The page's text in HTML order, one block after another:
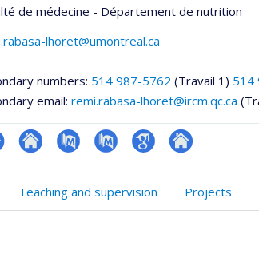
de médecine - Département de nutrition
lhoret@umontreal.ca
numbers: 514 987-5762 (Travail 1) 514
email: remi.rabasa-lhoret@ircm.qc.ca
Site
PubMedPubMedGoogleAutre
Teaching and supervision Projects